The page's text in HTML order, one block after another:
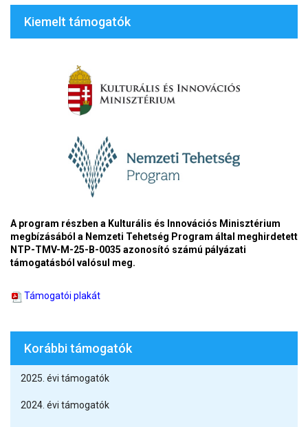
Kiemelt támogatók
A program részben a Kulturális és Innovációs Minisztérium
megbízásából a Nemzeti Tehetség Program által meghirdetett
NTP-TMV-M-25-B-0035 azonosító számú pályázati
támogatásból valósul meg.
Támogatói plakát
Korábbi támogatók
2025. évi támogatók
2024. évi támogatók